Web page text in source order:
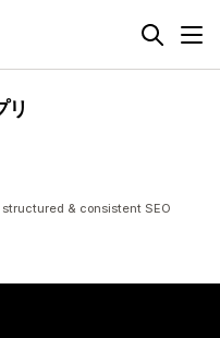
リ
& consistent SEO